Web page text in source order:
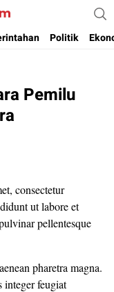
Politik
Pemilu
consectetur
ut labore et
pellentesque
pharetra magna.
feugiat